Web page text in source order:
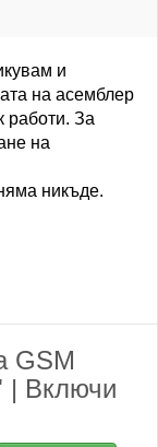
и
на асемблер
работи. За
на
никъде.
GSM
| Включи